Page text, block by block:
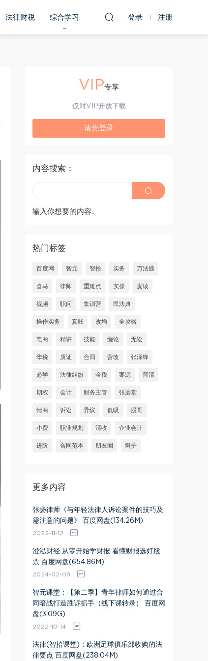
法律财税 综合学习 登录 注册
VIP专享
仅对VIP开放下载
请先登录
内容搜索：
输入你想要的内容..
热门标签
百度网 智元 智拾 实务 万法通
喜马 律师 重难点 实操 麦读
视频 职问 集训营 民法典
操作实务 真账 改增 全攻略
电商 精讲 技能 缠论 无讼
华税 质证 合同 营改 张泽锋
必学 法律纠纷 金税 案源 普清
期权 会计 财务主管 张远堂
情商 诉讼 异议 低吸 股哥
小费 职业规划 清收 企业会计
进阶 合同范本 朋友圈 辩护
更多内容
张扬律师《与年轻法律人诉讼案件的技巧及
需注意的问题》 百度网盘(134.26M)
2022-11-12
澄泓财经 从零开始学财报 看懂财报选好股
票 百度网盘(654.86M)
2024-02-08
智元课堂：【第二季】青年律师如何通过合
同暗战打造胜诉抓手（线下课转录） 百度网
盘(3.09G)
2022-10-14
法律(智拾课堂)：欧洲足球俱乐部收购的法
律要点 百度网盘(238.04M)